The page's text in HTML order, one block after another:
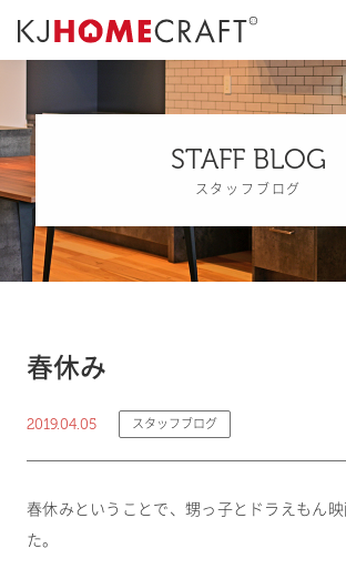
STAFF BLOG
スタッフブログ
春休み
2019.04.05 スタッフブログ
春休みということで、甥っ子とドラえもん
た。